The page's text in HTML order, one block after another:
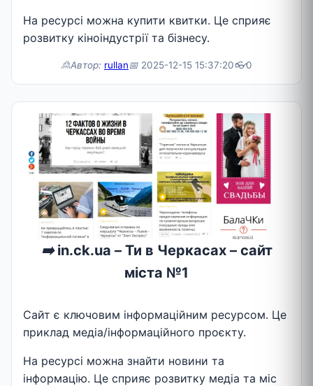
На ресурсі можна купити квитки. Це сприяє
розвитку кіноіндустрії та бізнесу.
🙎Автор: rullan📅 2025-12-15 15:37:20👓0
➡️in.ck.ua – Ти в Черкасах – сайт
міста №1
Сайт є ключовим інформаційним ресурсом. Це
приклад медіа/інформаційного проєкту.
На ресурсі можна знайти новини та
інформацію. Це сприяє розвитку медіа та міс